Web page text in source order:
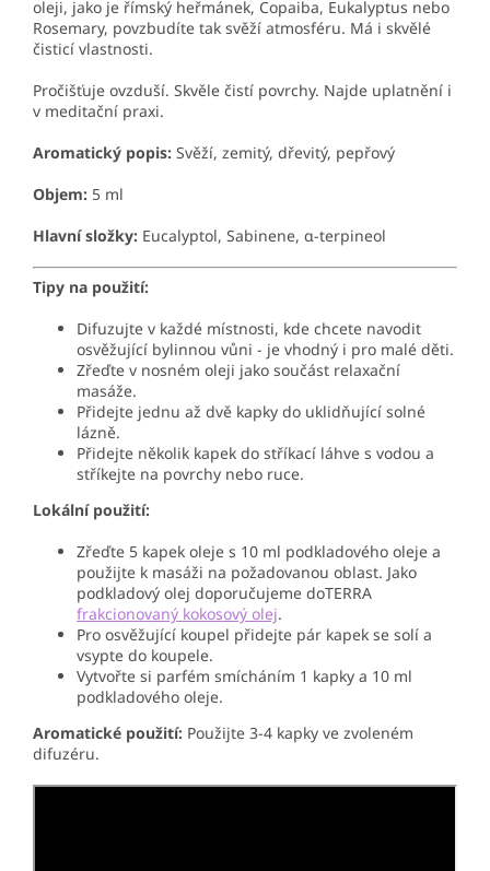
oleji, jako je římský heřmánek, Copaiba, Eukalyptus nebo
Rosemary, povzbudíte tak svěží atmosféru. Má i skvělé
čisticí vlastnosti.
Pročišťuje ovzduší. Skvěle čistí povrchy. Najde uplatnění i
v meditační praxi.
Aromatický popis: Svěží, zemitý, dřevitý, pepřový
Objem: 5 ml
Hlavní složky: Eucalyptol, Sabinene, α-terpineol
Tipy na použití:
Difuzujte v každé místnosti, kde chcete navodit
osvěžující bylinnou vůni - je vhodný i pro malé děti.
Zřeďte v nosném oleji jako součást relaxační
masáže.
Přidejte jednu až dvě kapky do uklidňující solné
lázně.
Přidejte několik kapek do stříkací láhve s vodou a
stříkejte na povrchy nebo ruce.
Lokální použití:
Zřeďte 5 kapek oleje s 10 ml podkladového oleje a
použijte k masáži na požadovanou oblast. Jako
podkladový olej doporučujeme doTERRA
frakcionovaný kokosový olej.
Pro osvěžující koupel přidejte pár kapek se solí a
vsypte do koupele.
Vytvořte si parfém smícháním 1 kapky a 10 ml
podkladového oleje.
Aromatické použití: Použijte 3-4 kapky ve zvoleném
difuzéru.